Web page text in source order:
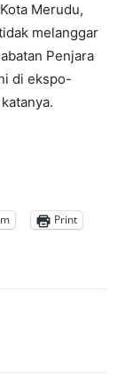
Merudu,
melanggar
Penjara
di ekspo-
Print